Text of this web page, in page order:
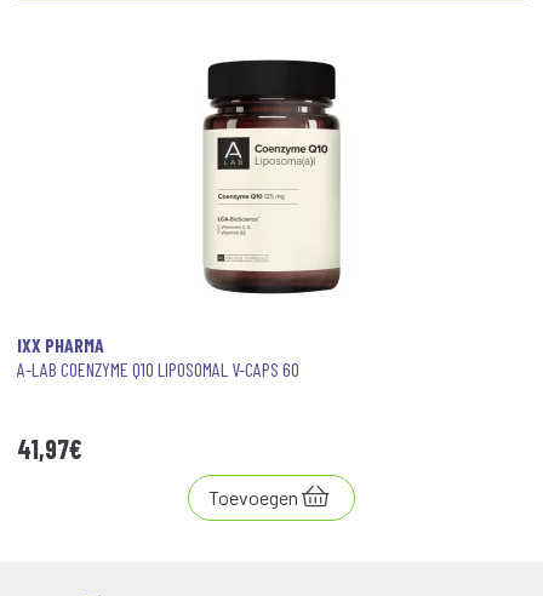
IXX PHARMA
A-LAB COENZYME Q10 LIPOSOMAL V-CAPS 60
41,97€
Toevoegen